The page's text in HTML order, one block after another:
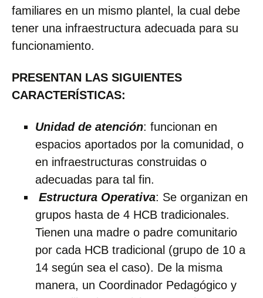
familiares en un mismo plantel, la cual debe
tener una infraestructura adecuada para su
funcionamiento.
PRESENTAN LAS SIGUIENTES
CARACTERÍSTICAS:
Unidad de atención: funcionan en
espacios aportados por la comunidad, o
en infraestructuras construidas o
adecuadas para tal fin.
Estructura Operativa: Se organizan en
grupos hasta de 4 HCB tradicionales.
Tienen una madre o padre comunitario
por cada HCB tradicional (grupo de 10 a
14 según sea el caso). De la misma
manera, un Coordinador Pedagógico y